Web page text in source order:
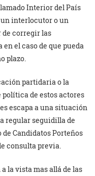
Interior del País
interlocutor o un
de corregir las
el caso de que pueda
plazo.
partidaria o la
de estos actores
escapa a una situación
regular seguidilla de
de Candidatos Porteños
consulta previa.
la vista mas allá de las